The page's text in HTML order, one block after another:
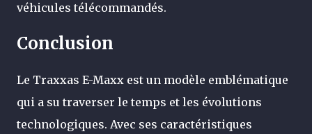
véhicules télécommandés.
Conclusion
Le Traxxas E-Maxx est un modèle emblématique
qui a su traverser le temps et les évolutions
technologiques. Avec ses caractéristiques